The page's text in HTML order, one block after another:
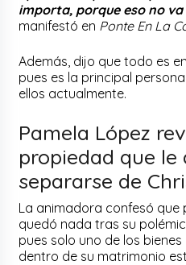
importa, porque eso no
manifestó en Ponte En La
Además, dijo que todo es
pues es la principal
ellos actualmente.
Pamela López
propiedad que le
separarse de
La animadora confesó que
quedó nada tras su
pues solo uno de los bienes
dentro de su matrimonio